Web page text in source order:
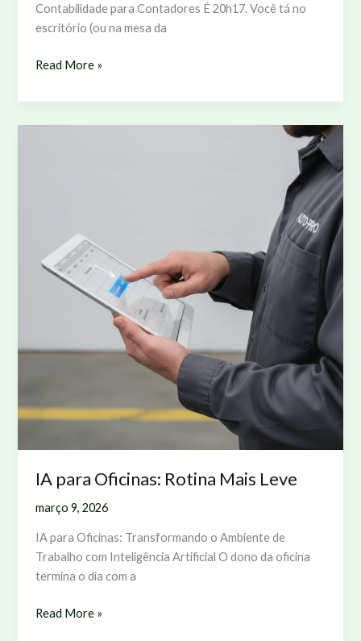
Contabilidade para Contadores É 20h17. Você tá no
escritório (ou na mesa da
IA
Contabilidade:
Revolução
Read More »
IA para Oficinas: Rotina Mais Leve
março 9, 2026
IA para Oficinas: Transformando o Ambiente de
Trabalho com Inteligência Artificial O dono da oficina
termina o dia com a
IA
Read More »